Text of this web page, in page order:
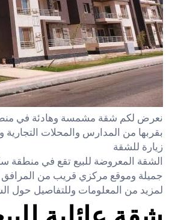
نعرض لكم شقة مشمسة وهادئة في
بقربها من المدارس والمحلات التجارية
زيارة للشقة
الشقة المعروضة للبيع تقع في منطقة
جميلة وموقع مركزي قريب من المرافق
لمزيد من المعلومات وللتفاصيل حول